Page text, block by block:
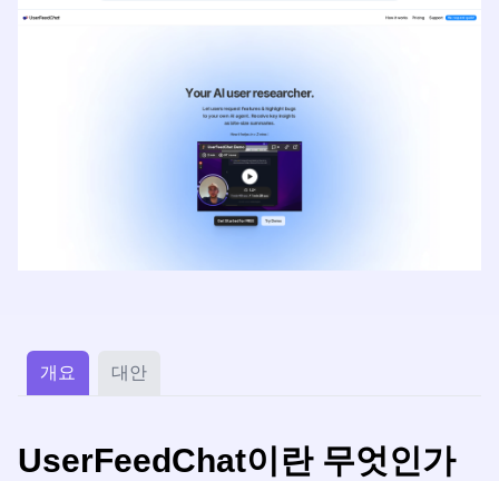
개요 대안
UserFeedChat이란 무엇인가